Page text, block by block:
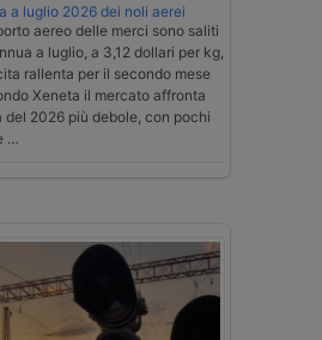
a luglio 2026 dei noli aerei
aereo delle merci sono saliti
a luglio, a 3,12 dollari per kg,
rallenta per il secondo mese
Xeneta il mercato affronta
del 2026 più debole, con pochi
…